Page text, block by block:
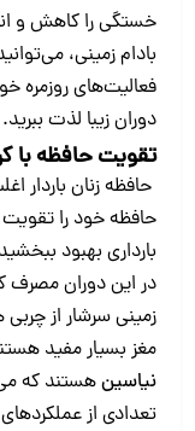
خستگی را کاهش و
بادام زمینی،
فعالیت‌های روزمره
دوران زیبا لذت ببرید.
تقویت حافظه با
حافظه زنان باردار
حافظه خود را تقویت
بارداری بهبود
در این دوران مصرف
زمینی سرشار از
مغز بسیار مفید
نیاسینهستند که
تعدادی از